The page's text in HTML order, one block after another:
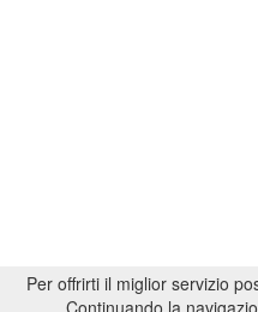
Per offrirti il miglior servizio
Continuando la